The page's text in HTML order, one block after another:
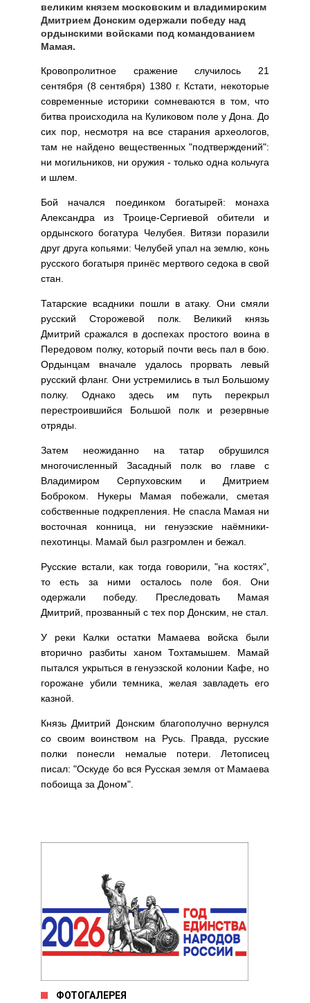
великим князем московским и владимирским
Дмитрием Донским одержали победу над
ордынскими войсками под командованием
Мамая.
Кровопролитное сражение случилось 21
сентября (8 сентября) 1380 г. Кстати, некоторые
современные историки сомневаются в том, что
битва происходила на Куликовом поле у Дона. До
сих пор, несмотря на все старания археологов,
там не найдено вещественных "подтверждений":
ни могильников, ни оружия - только одна кольчуга
и шлем.
Бой начался поединком богатырей: монаха
Александра из Троице-Сергиевой обители и
ордынского богатура Челубея. Витязи поразили
друг друга копьями: Челубей упал на землю, конь
русского богатыря принёс мертвого седока в свой
стан.
Татарские всадники пошли в атаку. Они смяли
русский Сторожевой полк. Великий князь
Дмитрий сражался в доспехах простого воина в
Передовом полку, который почти весь пал в бою.
Ордынцам вначале удалось прорвать левый
русский фланг. Они устремились в тыл Большому
полку. Однако здесь им путь перекрыл
перестроившийся Большой полк и резервные
отряды.
Затем неожиданно на татар обрушился
многочисленный Засадный полк во главе с
Владимиром Серпуховским и Дмитрием
Боброком. Нукеры Мамая побежали, сметая
собственные подкрепления. Не спасла Мамая ни
восточная конница, ни генуэзские наёмники-
пехотинцы. Мамай был разгромлен и бежал.
Русские встали, как тогда говорили, "на костях",
то есть за ними осталось поле боя. Они
одержали победу. Преследовать Мамая
Дмитрий, прозванный с тех пор Донским, не стал.
У реки Калки остатки Мамаева войска были
вторично разбиты ханом Тохтамышем. Мамай
пытался укрыться в генуэзской колонии Кафе, но
горожане убили темника, желая завладеть его
казной.
Князь Дмитрий Донским благополучно вернулся
со своим воинством на Русь. Правда, русские
полки понесли немалые потери. Летописец
писал: "Оскуде бо вся Русская земля от Мамаева
побоища за Доном".
ФОТОГАЛЕРЕЯ